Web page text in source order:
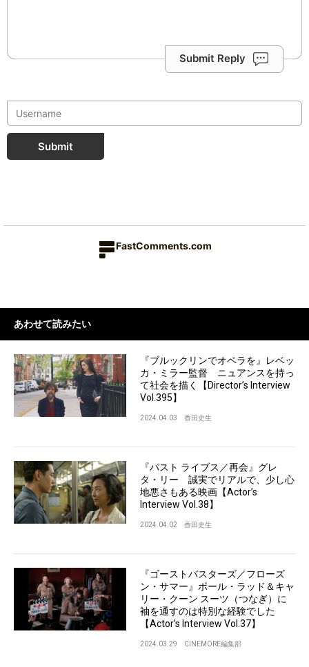
Submit Reply
Submit
FastComments.com
あわせて読みたい
『ブルックリンでオペラを』レベッ
カ・ミラー監督 ニュアンスを持っ
て社会を描く【Director’s Interview
Vol.395】
2024.04.03 香田史生
『パスト ライブス／再会』グレ
タ・リー 誠実でリアルで、少し心
地悪さもある映画【Actor’s
Interview Vol.38】
2024.04.02 香田史生
『ゴーストバスターズ／フローズ
ン・サマー』ポール・ラッド＆キャ
リー・クーン スーツ（つなぎ）に
袖を通すのは特別な経験でした
【Actor’s Interview Vol.37】
2024.03.29 CINEMORE編集部